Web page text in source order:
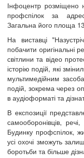
Інфоцентр розміщено
профспілок за
Загальна його площа
На виставці
побачити оригінальні
світлини та відео
історію подій, які
мультимедійним
подій, зокрема через
в аудіоформаті та
В експозиції
самооборонівців,
Будинку профспілок,
усі охочі зможуть
боротьби та більше